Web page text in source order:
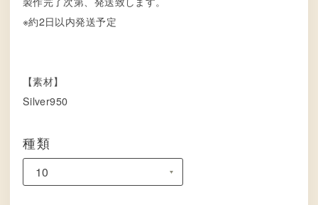
※約2日以内発送予定
【素材】
Silver950
種類